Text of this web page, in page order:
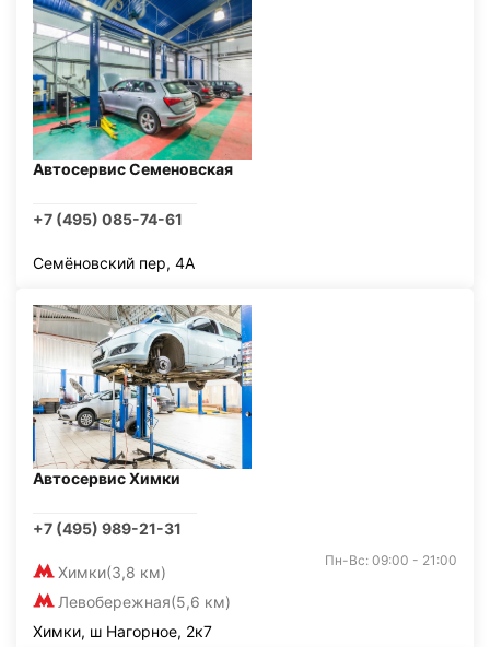
Автосервис Семеновская
+7 (495) 085-74-61
Семёновский пер, 4А
Автосервис Химки
+7 (495) 989-21-31
Химки(3,8 км)
Левобережная(5,6 км)
Пн-Вс: 09:00 - 21:00
Химки, ш Нагорное, 2к7